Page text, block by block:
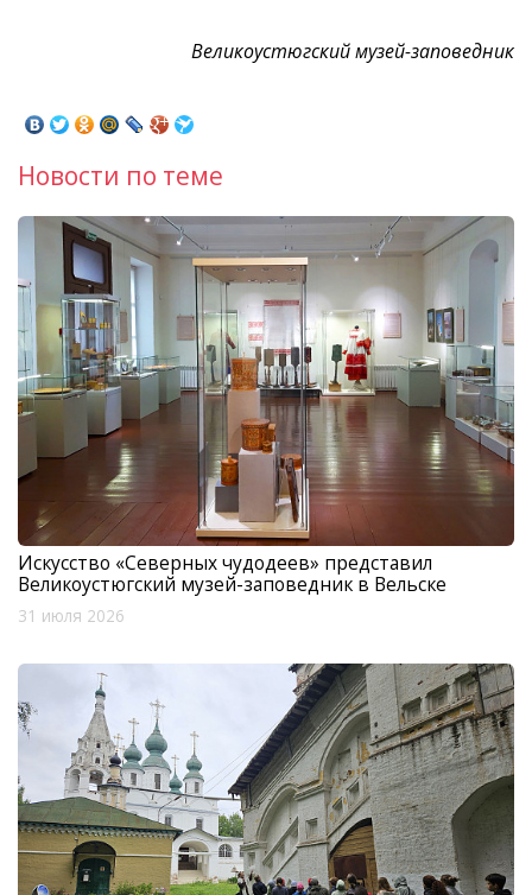
Великоустюгский музей-заповедник
Новости по теме
Искусство «Северных чудодеев» представил
Великоустюгский музей-заповедник в Вельске
31 июля 2026